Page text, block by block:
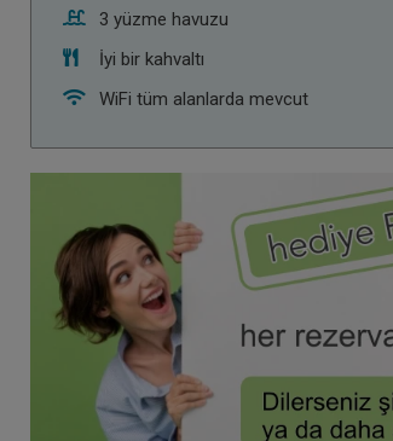
3 yüzme havuzu
İyi bir kahvaltı
WiFi tüm alanlarda mevcut